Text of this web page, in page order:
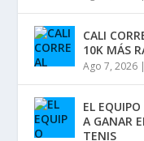
CALI
10K MÁS
Ago 7, 2026
EL
A GANAR
TENIS